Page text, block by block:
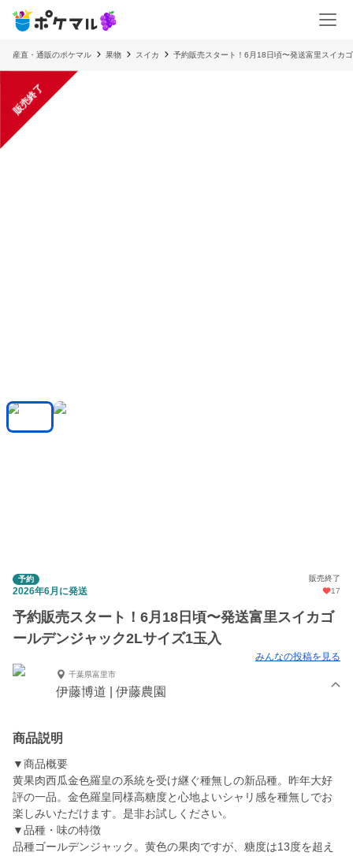
産直・通販のポケマル 果物 スイカ 予約販売スタート！6月18日頃〜発送富里スイカ
販売終了
予約 販売終了
2026年6月に発送 17
予約販売スタート！6月18日頃〜発送富里スイカゴ
ールデンジャック2Lサイズ1玉入
みんなの投稿を見る
千葉県富里市
伊藤博道 | 伊藤農園
商品説明
▼商品概要
黄果肉西瓜金色羅皇の系統を受け継ぐ種無しの新品種。昨年大好
評の一品。金色羅皇同様高糖度と心地よいシャリ感を種無しでお
楽しみいただけます。是非お試しください。
▼品種・味の特徴
品種ゴールデンジャック。黄色の果肉ですが、糖度は13度を超え